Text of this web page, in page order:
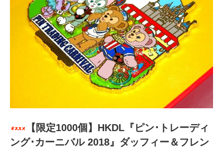
【限定1000個】HKDL『ピン･トレーディ
ング･カーニバル 2018』ダッフィー＆フレン